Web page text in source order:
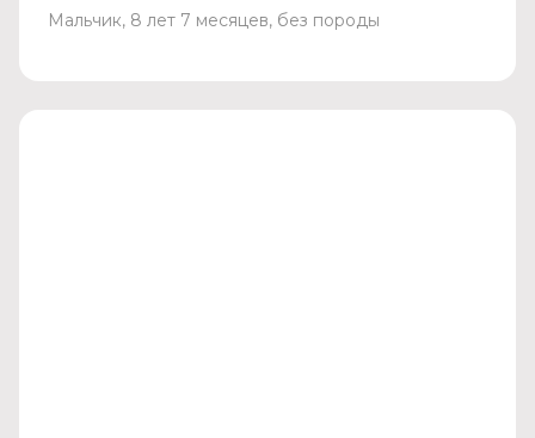
Мальчик, 8 лет 7 месяцев, без породы